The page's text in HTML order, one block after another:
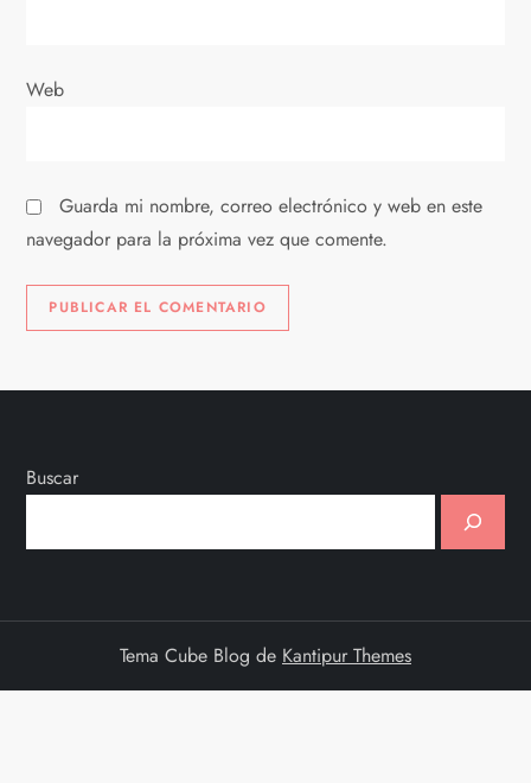
a
a
s
Web
Guarda mi nombre, correo electrónico y web en este
navegador para la próxima vez que comente.
Buscar
Tema Cube Blog de Kantipur Themes